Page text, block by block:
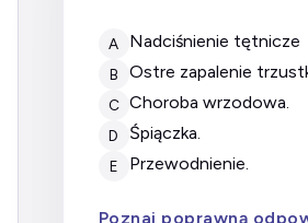
A nadciśnienie tętnicze
B ostre zapalenie
C choroba wrzodowa.
D śpiączka.
E przewodnienie.
Poznaj poprawną